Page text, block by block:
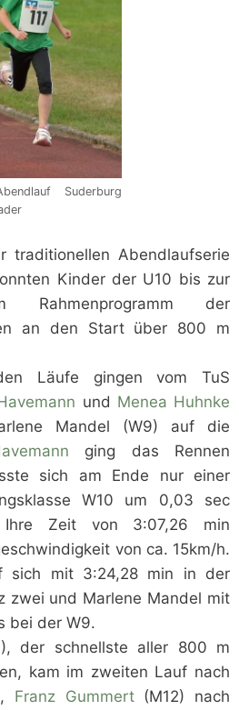
Suderburg
traditionellen Abendlaufserie
Kinder der U10 bis zur
der
an den Start über 800 m
Läufe gingen vom TuS
und Menea Huhnke
Mandel (W9) auf die
ging das Rennen
sich am Ende nur einer
W10 um 0,03 sec
Ihre Zeit von 3:07,26 min
von ca. 15km/h.
sich mit 3:24,28 min in der
zwei und Marlene Mandel mit
bei der W9.
der schnellste aller 800 m
kam im zweiten Lauf nach
Franz Gummert(M12) nach